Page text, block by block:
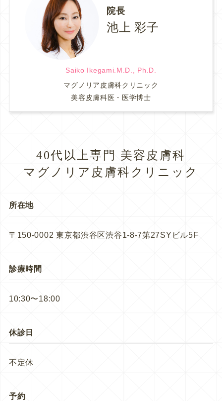
院長
池上 彩子
Saiko Ikegami.M.D., Ph.D.
マグノリア皮膚科クリニック
美容皮膚科医・医学博士
40代以上専門 美容皮膚科
マグノリア皮膚科クリニック
所在地
〒150-0002 東京都渋谷区渋谷1-8-7第27SYビル5F
診療時間
10:30〜18:00
休診日
不定休
予約